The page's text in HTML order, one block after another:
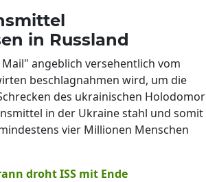
in Russland
angeblich versehentlich vom
beschlagnahmen wird, um die
des ukrainischen Holodomor
in der Ukraine stahl und somit
vier Millionen Menschen
droht ISS mit Ende